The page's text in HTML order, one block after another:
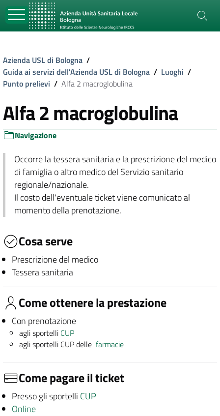
Azienda USL di Bologna /
Guida ai servizi dell'Azienda USL di Bologna / Luoghi /
Punto prelievi / Alfa 2 macroglobulina
Alfa 2 macroglobulina
Navigazione
Occorre la tessera sanitaria e la prescrizione del medico
di famiglia o altro medico del Servizio sanitario
regionale/nazionale.
Il costo dell'eventuale ticket viene comunicato al
momento della prenotazione.
Cosa serve
Prescrizione del medico
Tessera sanitaria
Come ottenere la prestazione
Con prenotazione
agli sportelli CUP
agli sportelli CUP dellefarmacie
Come pagare il ticket
Presso gli sportelli CUP
Online